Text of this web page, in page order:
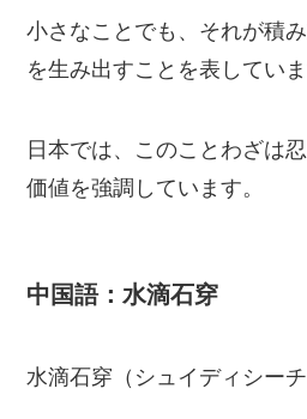
小さなことでも、それが積
を生み出すことを表していま
日本では、このことわざは
価値を強調しています。
中国語：水滴石穿
水滴石穿（シュイディシーチ